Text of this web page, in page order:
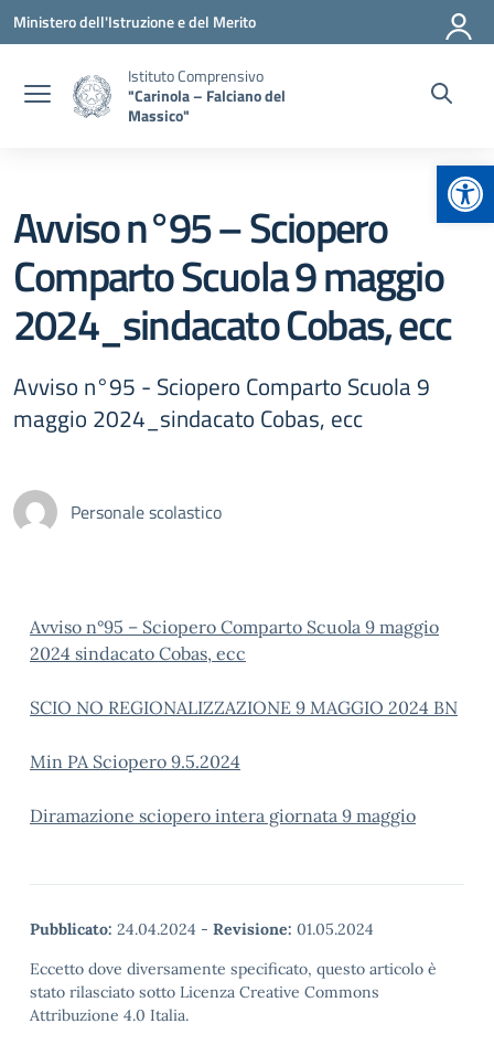
Vai ai contenuti
Vai al menu di navigazione
Vai al footer
Ministero dell'Istruzione e del Merito
Istituto Comprensivo
"Carinola – Falciano del
Massico"
Avviso n°95 – Sciopero
Comparto Scuola 9 maggio
2024_sindacato Cobas, ecc
Avviso n°95 - Sciopero Comparto Scuola 9
maggio 2024_sindacato Cobas, ecc
Personale scolastico
Avviso n°95 – Sciopero Comparto Scuola 9 maggio
2024 sindacato Cobas, ecc
SCIO NO REGIONALIZZAZIONE 9 MAGGIO 2024 BN
Min PA Sciopero 9.5.2024
Diramazione sciopero intera giornata 9 maggio
Pubblicato: 24.04.2024 - Revisione: 01.05.2024
Eccetto dove diversamente specificato, questo articolo è
stato rilasciato sotto Licenza Creative Commons
Attribuzione 4.0 Italia.